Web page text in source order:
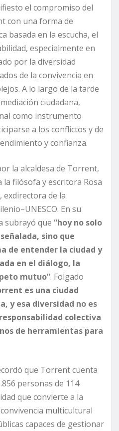
el compromiso del
con una forma de
basada en la escucha, el
especialmente en
por la diversidad
de la convivencia en
A lo largo de la tarde
ciudadana,
como instrumento
a los conflictos y de
y confianza.
la alcaldesa de Torrent,
filósofa y escritora Rosa
exdirectora de la
En su
subrayó que “hoy no solo
sino que
de entender la ciudad y
en el diálogo, la
mutuo”. Folgado
es una ciudad
y esa diversidad no es
colectiva
de herramientas para
que Torrent cuenta
personas de 114
que convierte a la
multicultural
capaces de gestionar